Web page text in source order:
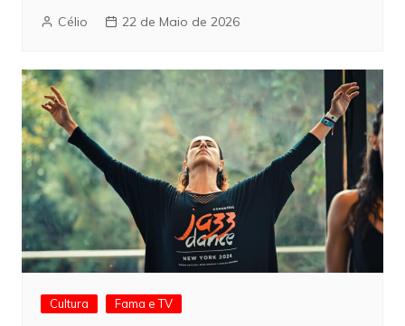
Célio 22 de Maio de 2026
Cultura Fama e TV